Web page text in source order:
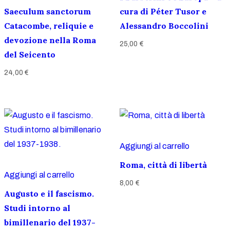
Saeculum sanctorum
Catacombe, reliquie e
devozione nella Roma
del Seicento
24,00€
cura di Péter Tusor e
Alessandro Boccolini
25,00 €
Aggiungi al carrello
Augusto e il fascismo.
Studi intorno al
bimillenario del 1937-
Aggiungi al carrello
Roma, città di libertà
8,00 €